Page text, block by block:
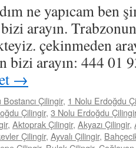
ne yapıcam ben
arayın.
çekinmeden
bizi arayın: 444 01
→
Bostancı Çilingir, 1 Nolu Erdoğdu
Çilingir, 3 Nolu Erdoğdu Çilingir
, Aktoprak Çilingir, Akyazı Çilingir,
Çilingir, Ayvalı Çilingir,